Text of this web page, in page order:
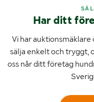
Har ditt
Vi har
sälja enkelt och tryggt,
oss når ditt företag